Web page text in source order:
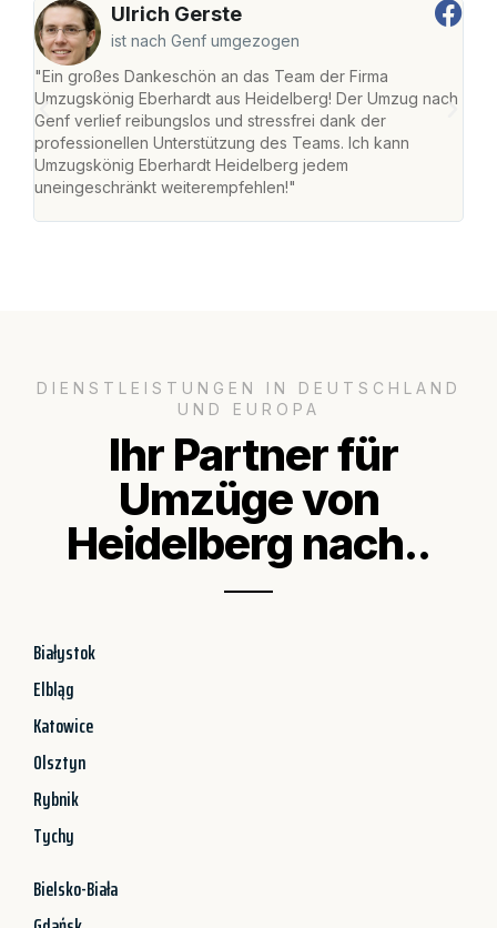
Ulrich Gerste
ist nach Genf umgezogen
"Ein großes Dankeschön an das Team der Firma
Umzugskönig Eberhardt aus Heidelberg! Der Umzug nach
Genf verlief reibungslos und stressfrei dank der
professionellen Unterstützung des Teams. Ich kann
Umzugskönig Eberhardt Heidelberg jedem
uneingeschränkt weiterempfehlen!"
DIENSTLEISTUNGEN IN DEUTSCHLAND
UND EUROPA
Ihr Partner für
Umzüge von
Heidelberg nach..
Białystok
Elbląg
Katowice
Olsztyn
Rybnik
Tychy
Bielsko-Biała